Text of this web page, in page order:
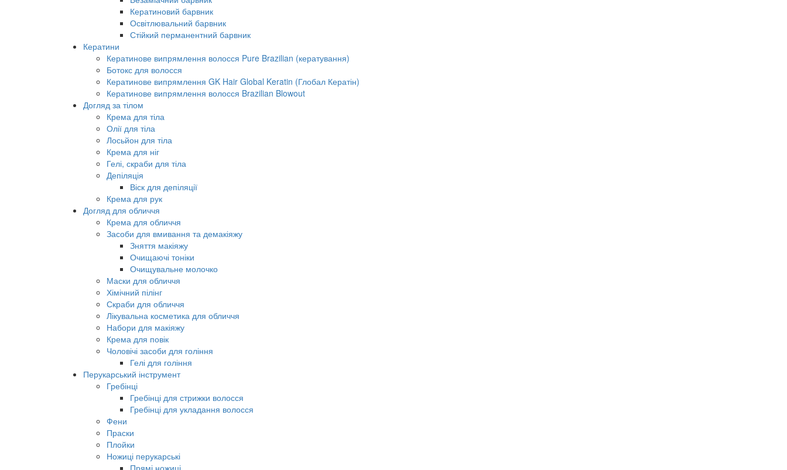
Кератиновий барвник
Освітлювальний барвник
Стійкий перманентний барвник
Кератини
Кератинове випрямлення волосся Pure Brazilian (кератування)
Ботокс для волосся
Кератинове випрямлення GK Hair Global Keratin (Глобал Кератін)
Кератинове випрямлення волосся Brazilian Blowout
Догляд за тілом
Крема для тіла
Олії для тіла
Лосьйон для тіла
Крема для ніг
Гелі, скраби для тіла
Депіляція
Віск для депіляції
Крема для рук
Догляд для обличчя
Крема для обличчя
Засоби для вмивання та демакіяжу
Зняття макіяжу
Очищаючі тоніки
Очищувальне молочко
Маски для обличчя
Хімічний пілінг
Скраби для обличчя
Лікувальна косметика для обличчя
Набори для макіяжу
Крема для повік
Чоловічі засоби для гоління
Гелі для гоління
Перукарський інструмент
Гребінці
Гребінці для стрижки волосся
Гребінці для укладання волосся
Фени
Праски
Плойки
Ножиці перукарські
Прямі ножиці